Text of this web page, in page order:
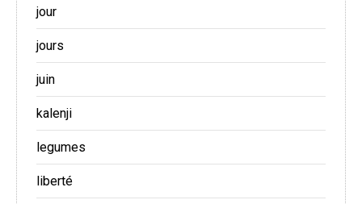
jour
jours
juin
kalenji
legumes
liberté